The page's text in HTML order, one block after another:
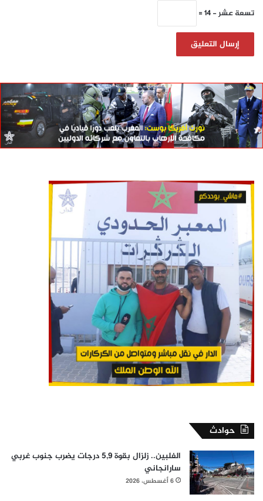
تسعة عشر − 14 =
حوادث
الفلبين.. زلزال بقوة 5,9 درجات يضرب جنوب غربي
سارانجاني
6 أغسطس، 2026